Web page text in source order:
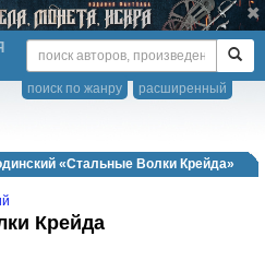
расширенный
поиск по жанру
«Стальные Волки Крейда»
Крейда